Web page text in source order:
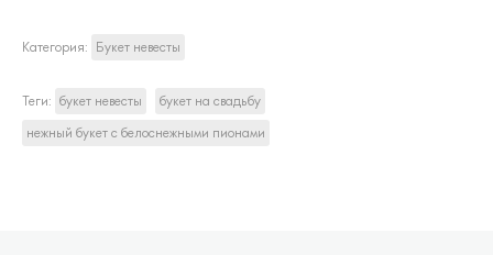
Категория: Букет невесты
Теги: букет невесты
букет на свадьбу
нежный букет с белоснежными пионами